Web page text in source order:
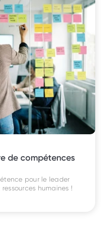
de compétences
pour le leader
humaines !